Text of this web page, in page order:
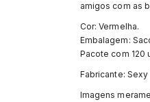
amigos com as
Cor: Vermelha.
Embalagem:
Pacote com 120
Fabricante: Sexy
Imagens